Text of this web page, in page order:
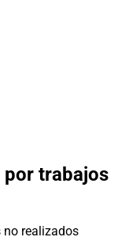
trabajos